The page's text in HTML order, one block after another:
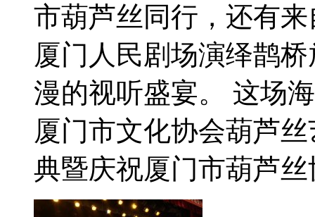
市葫芦丝同行，还有
厦门人民剧场演绎鹊
漫的视听盛宴。 这场
厦门市文化协会葫芦
典暨庆祝厦门市葫芦